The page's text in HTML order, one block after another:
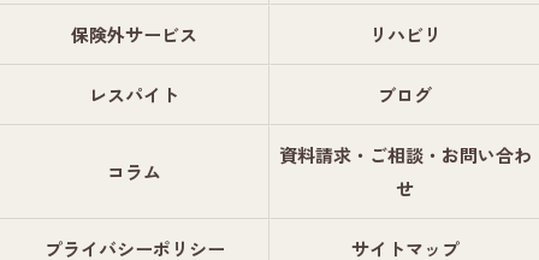
保険外サービス リハビリ
レスパイト ブログ
コラム
資料請求・ご相談・お問い合わ
せ
プライバシーポリシー サイトマップ